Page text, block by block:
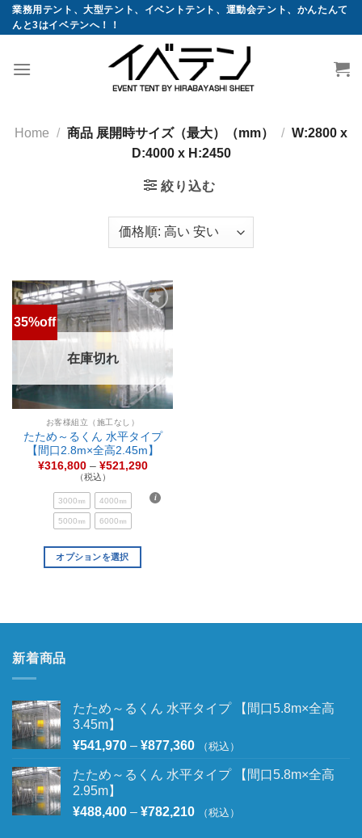
コ
ン
業務用テント、大型テント、イベントテント、運動会テント、かんたんて
んと3はイベテンへ！！
Home / 商品 展開時サイズ（最大）（mm） / W:2800 x
D:4000 x H:2450
絞り込む
35%off
お気
に入
在庫切れ
お客様組立（施工なし）
たため～るくん 水平タイプ
【間口2.8m×全高2.45m】
¥316,800– ¥521,290
（税込）
3000㎜ 4000㎜
5000㎜ 6000㎜
オプションを選択
新着商品
たため～るくん 水平タイプ 【間口5.8m×全高
3.45m】
¥541,970 – ¥877,360 （税込）
たため～るくん 水平タイプ 【間口5.8m×全高
2.95m】
¥488,400 – ¥782,210 （税込）